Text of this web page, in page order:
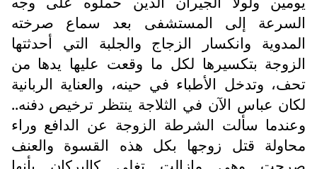
السرعة إلى المستشفى بعد سماع صرخته
المدوية وانكسار الزجاج والجلبة التي أحدثتها
الزوجة بتكسيرها لكل ما وقعت عليها يدها من
تحف، وتدخل الأطباء في حينه، والعناية الربانية
لكان عباس الآن في الثلاجة ينتظر ترخيص دفنه..
وعندما سألت الشرطة الزوجة عن الدافع وراء
محاولة قتل زوجها بكل هذه القسوة والعنف